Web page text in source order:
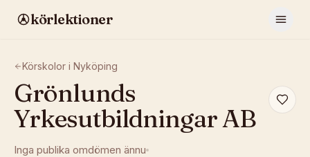
körlektioner
Körskolor i Nyköping
Grönlunds
Yrkesutbildningar AB
Inga publika omdömen ännu